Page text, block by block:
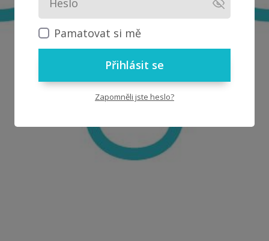
Pamatovat si mě
Přihlásit se
Zapomněli jste heslo?